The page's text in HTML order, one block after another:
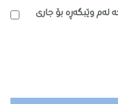
لەم وێبگەڕە بۆ جاری